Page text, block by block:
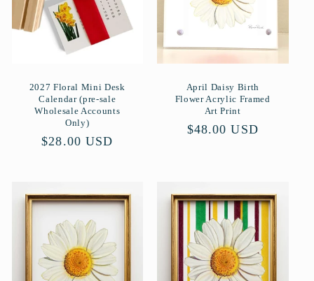
2027 Floral Mini Desk
Calendar (pre-sale
Wholesale Accounts
Only)
Normaler
$28.00 USD
April Daisy Birth
Flower Acrylic Framed
Art Print
Normaler
$48.00 USD